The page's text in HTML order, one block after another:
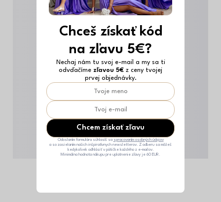
Chceš získať kód
na zľavu 5€?
Nechaj nám tu svoj e-mail a my sa ti
odvďačíme zľavou 5€ z ceny tvojej
prvej objednávky.
Chcem získať zľavu
Odoslaním formulára súhlasíš sa spracovaním osobných údajov
a so zasielaním našich inšpiratívnych newsletterov. Z odberu sa môžeš
kedykoľvek odhlásiť v pätičke každého z e-mailov.
Minimálna hodnota nákupu pre uplatnenie zľavy je 60 EUR.